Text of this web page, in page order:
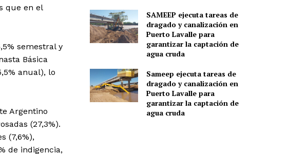
que en el
semestral y
Básica
anual), lo
Argentino
(27,3%).
(7,6%),
de indigencia,
SAMEEP ejecuta tareas de
dragado y canalización en
Puerto Lavalle para
garantizar la captación de
agua cruda
Sameep ejecuta tareas de
dragado y canalización en
Puerto Lavalle para
garantizar la captación de
agua cruda